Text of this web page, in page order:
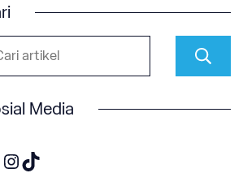
Media
OneOnco-104876148400857
https://www.instagram.com/accounts/login/?next=/one.onco/
TikTok